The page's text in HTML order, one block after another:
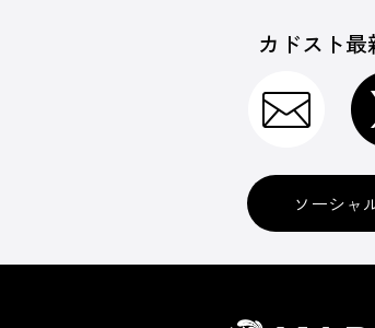
カドスト
ソーシャ